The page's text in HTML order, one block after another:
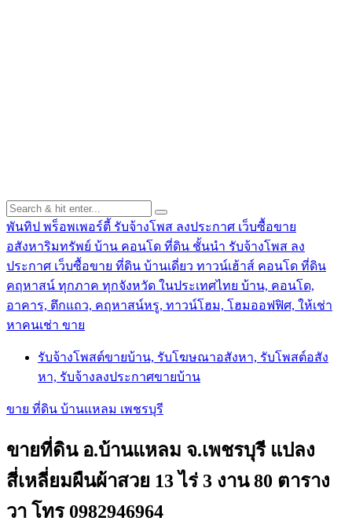
พันทิป พร็อพเพอร์ตี้ รับจ้างโพส ลงประกาศ เว็บซื้อขาย
อสังหาริมทรัพย์ บ้าน คอนโด ที่ดิน ชั้นนำ รับจ้างโพส ลง
ประกาศ เว็บซื้อขาย ที่ดิน บ้านเดี่ยว ทาวน์เฮ้าส์ คอนโด ที่ดิน
คฤหาสน์ ทุกภาค ทุกจังหวัด ในประเทศไทย บ้าน, คอนโด,
อาคาร, ตึกแถว, คฤหาสน์หรู, ทาวน์โฮม, โฮมออฟฟิศ, ให้เช่า
หาคนเช่า ขาย
รับจ้างโพสต์ขายบ้าน, รับโฆษณาอสังหา, รับโพสต์อสัง
หา, รับจ้างลงประกาศขายบ้าน
ขาย ที่ดิน บ้านแหลม เพชรบุรี
ขายที่ดิน อ.บ้านแหลม จ.เพชรบุรี แปลง
สี่เหลี่ยมผืนผ้าสวย 13 ไร่ 3 งาน 80 ตาราง
วา โทร 0982946964